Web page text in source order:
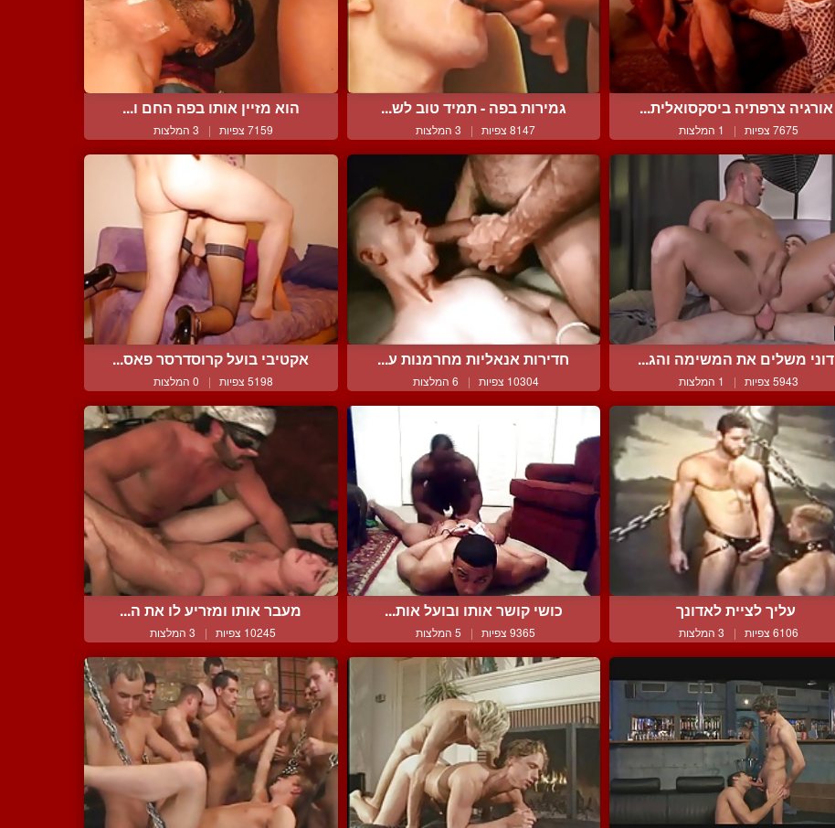
אורגיה צרפתיה ביסקסואלית...
7675 צפיות | 1 המלצות
גמירות בפה - תמיד טוב לש...
8147 צפיות | 3 המלצות
הוא מזיין אותו בפה החם ו...
7159 צפיות | 3 המלצות
דוני משלים את המשימה והג...
5943 צפיות | 1 המלצות
חדירות אנאליות מחרמנות ע...
10304 צפיות | 6 המלצות
אקטיבי בועל קרוסדרסר פאס...
5198 צפיות | 0 המלצות
עליך לציית לאדונך
6106 צפיות | 3 המלצות
כושי קושר אותו ובועל אות...
9365 צפיות | 5 המלצות
מעבר אותו ומזריע לו את ה...
10245 צפיות | 3 המלצות